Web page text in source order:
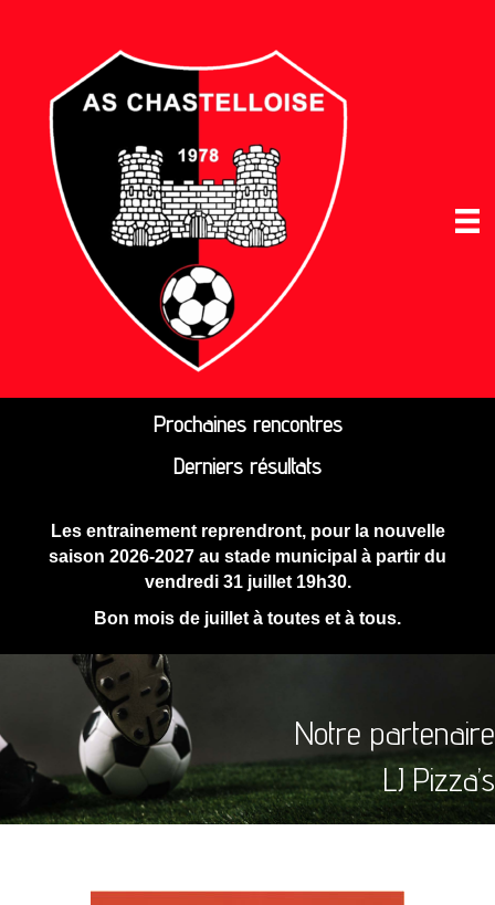
Prochaines rencontres
Derniers résultats
Les entrainement reprendront, pour la nouvelle
saison 2026-2027 au stade municipal à partir du
vendredi 31 juillet 19h30.
Bon mois de juillet à toutes et à tous.
Notre partenaire
LJ Pizza’s